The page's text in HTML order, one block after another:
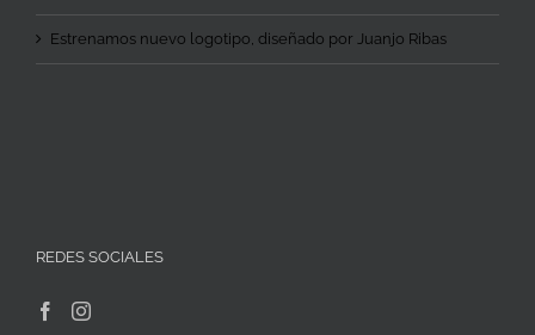
Estrenamos nuevo logotipo, diseñado por Juanjo Ribas
REDES SOCIALES